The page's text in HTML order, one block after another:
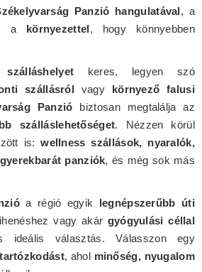
Panzió hangulatával, a
a környezettel, hogy könnyebben
keres, legyen szó
szállásról vagy környező falusi
Panzió biztosan megtalálja az
szálláslehetőséget. Nézzen körül
is:wellness szállások, nyaralók,
panziók, és még sok más
a régió egyik legnépszerűbb úti
vagy akár gyógyulási céllal
ideális választás. Válasszon egy
, ahol minőség, nyugalom